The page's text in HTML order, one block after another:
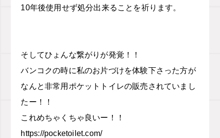
10年後使用せず処分出来ることを祈ります。
そしてひょんな繋がりが発覚！！
バンコクの時に私のお片づけを体験下さった方が
なんと非常用ポケットトイレの販売されていまし
たー！！
これめちゃくちゃ良いー！！
https://pocketoilet.com/